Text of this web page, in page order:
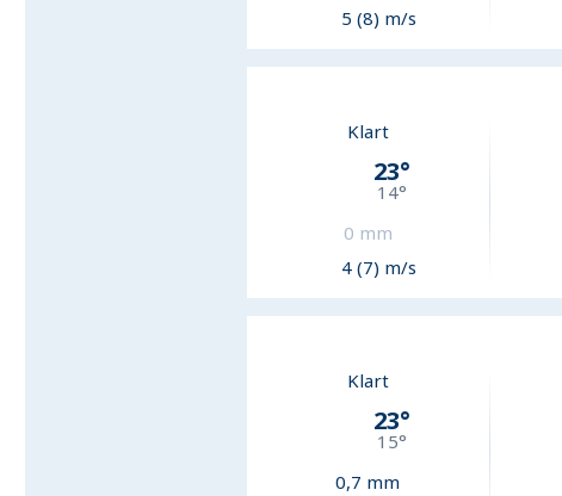
5 (8) m/s
Klart
23°
14°
0 mm
4 (7) m/s
Klart
23°
15°
0,7 mm